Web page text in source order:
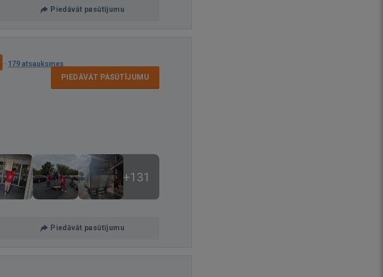
Piedāvāt pasūtījumu
· 179 atsauksmes
PIEDĀVĀT PASŪTĪJUMU
+131
Piedāvāt pasūtījumu